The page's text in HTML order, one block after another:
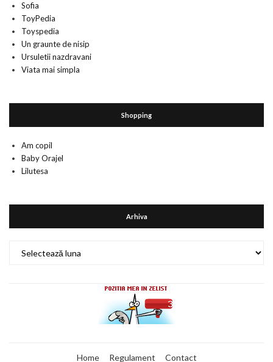
Sofia
ToyPedia
Toyspedia
Un graunte de nisip
Ursuletii nazdravani
Viata mai simpla
Shopping
Am copil
Baby Orajel
Lilutesa
Arhiva
Home Regulament Contact